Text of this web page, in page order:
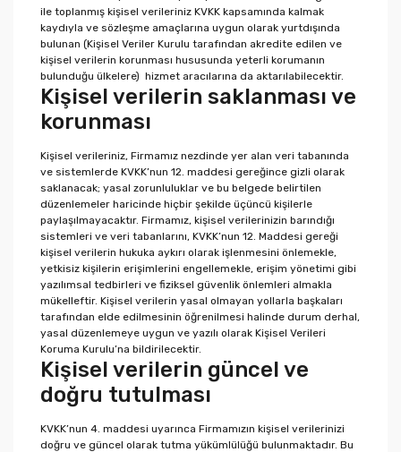
ile toplanmış kişisel verileriniz KVKK kapsamında kalmak
kaydıyla ve sözleşme amaçlarına uygun olarak yurtdışında
bulunan (Kişisel Veriler Kurulu tarafından akredite edilen ve
kişisel verilerin korunması hususunda yeterli korumanın
bulunduğu ülkelere) hizmet aracılarına da aktarılabilecektir.
Kişisel verilerin saklanması ve
korunması
Kişisel verileriniz, Firmamız nezdinde yer alan veri tabanında
ve sistemlerde KVKK’nun 12. maddesi gereğince gizli olarak
saklanacak; yasal zorunluluklar ve bu belgede belirtilen
düzenlemeler haricinde hiçbir şekilde üçüncü kişilerle
paylaşılmayacaktır. Firmamız, kişisel verilerinizin barındığı
sistemleri ve veri tabanlarını, KVKK’nun 12. Maddesi gereği
kişisel verilerin hukuka aykırı olarak işlenmesini önlemekle,
yetkisiz kişilerin erişimlerini engellemekle, erişim yönetimi gibi
yazılımsal tedbirleri ve fiziksel güvenlik önlemleri almakla
mükelleftir. Kişisel verilerin yasal olmayan yollarla başkaları
tarafından elde edilmesinin öğrenilmesi halinde durum derhal,
yasal düzenlemeye uygun ve yazılı olarak Kişisel Verileri
Koruma Kurulu’na bildirilecektir.
Kişisel verilerin güncel ve
doğru tutulması
KVKK’nun 4. maddesi uyarınca Firmamızın kişisel verilerinizi
doğru ve güncel olarak tutma yükümlülüğü bulunmaktadır. Bu